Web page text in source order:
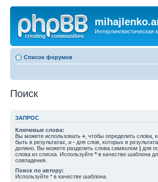
Список форумов
Поиск
ЗАПРОС
Ключевые слова:
Вы можете использовать + , чтобы определить слова,
быть в результатах, и - для слов, которых в
должно. Вы можете разделить слова символом | для
слова из списка. Используйте * в качестве шаблона
совпадения.
Поиск по автору:
Используйте * в качестве шаблона.